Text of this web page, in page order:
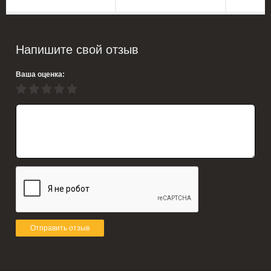
Напишите свой отзыв
Ваша оценка:
Отправить отзыв